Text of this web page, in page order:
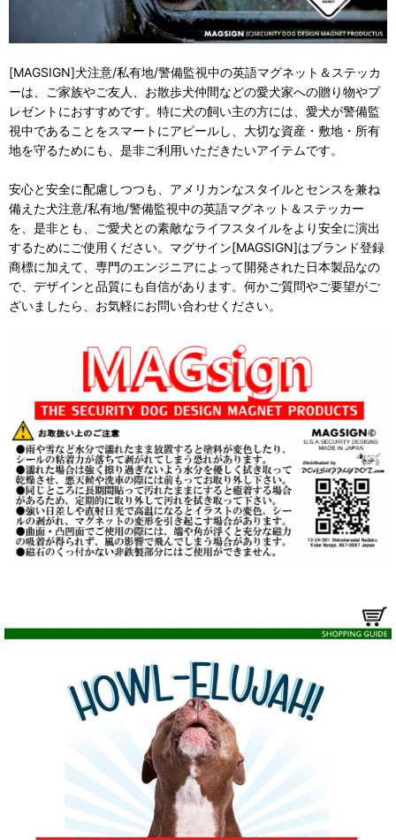
[MAGSIGN]犬注意/私有地/警備監視中の英語マグネット＆ステッカ
ーは、ご家族やご友人、お散歩犬仲間などの愛犬家への贈り物やプ
レゼントにおすすめです。特に犬の飼い主の方には、愛犬が警備監
視中であることをスマートにアピールし、大切な資産・敷地・所有
地を守るためにも、是非ご利用いただきたいアイテムです。
安心と安全に配慮しつつも、アメリカンなスタイルとセンスを兼ね
備えた犬注意/私有地/警備監視中の英語マグネット＆ステッカー
を、是非とも、ご愛犬との素敵なライフスタイルをより安全に演出
するためにご使用ください。マグサイン[MAGSIGN]はブランド登録
商標に加えて、専門のエンジニアによって開発された日本製品なの
で、デザインと品質にも自信があります。何かご質問やご要望がご
ざいましたら、お気軽にお問い合わせください。